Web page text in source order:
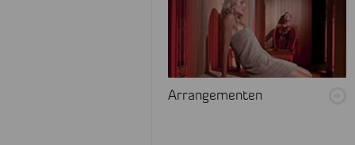
Arrangementen